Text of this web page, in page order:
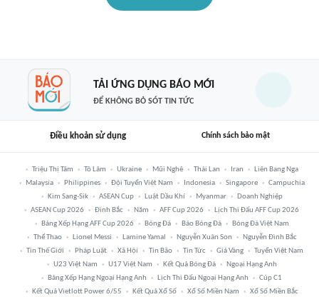
TẢI ỨNG DỤNG BÁO MỚI
ĐỂ KHÔNG BỎ SÓT TIN TỨC
Điều khoản sử dụng Chính sách bảo mật
Triệu Thị Tâm Tô Lâm Ukraine Mũi Nghê Thái Lan Iran
Liên Bang Nga
Malaysia
Philippines Đội Tuyển Việt Nam Indonesia Singapore
Campuchia
Kim Sang-Sik
ASEAN Cup Luật Dầu Khí Myanmar
Doanh Nghiệp
ASEAN Cup 2026
Đình Bắc Năm AFF Cup 2026
Lịch Thi Đấu AFF Cup 2026
Bảng Xếp Hạng AFF Cup 2026
Bóng Đá Báo Bóng Đá
Bóng Đá Việt Nam
Thể Thao
Lionel Messi Lamine Yamal Nguyễn Xuân Son
Nguyễn Đình Bắc
Tin Thế Giới
Pháp Luật Xã Hội Tin Bão Tin Tức Giá Vàng
Tuyển Việt Nam
U23 Việt Nam
U17 Việt Nam Kết Quả Bóng Đá
Ngoại Hạng Anh
Bảng Xếp Hạng Ngoại Hạng Anh
Lịch Thi Đấu Ngoại Hạng Anh
Cúp C1
Kết Quả Vietlott Power 6/55
Kết Quả Xổ Số Xổ Số Miền Nam Xổ Số Miền Bắc